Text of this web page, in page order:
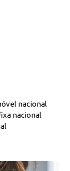
nacional
nacional